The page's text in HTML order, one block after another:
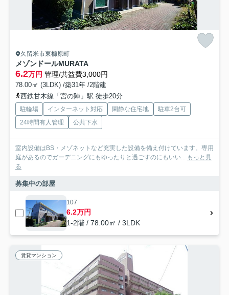
久留米市東櫛原町
メゾンドールMURATA
6.2万円 管理/共益費3,000円
78.00㎡ (3LDK) /築31年 /2階建
西鉄甘木線「宮の陣」駅 徒歩20分
駐輪場 インターネット対応 閑静な住宅地
駐車2台可
24時間有人管理
公共下水
室内設備はBS・メゾネットなど充実した設備を備え付けています。専用
庭があるのでガーデニングにもゆったりと過ごすのにもいい... もっと見
る
募集中の部屋
107
6.2万円
1-2階 / 78.00㎡ / 3LDK
賃貸マンション